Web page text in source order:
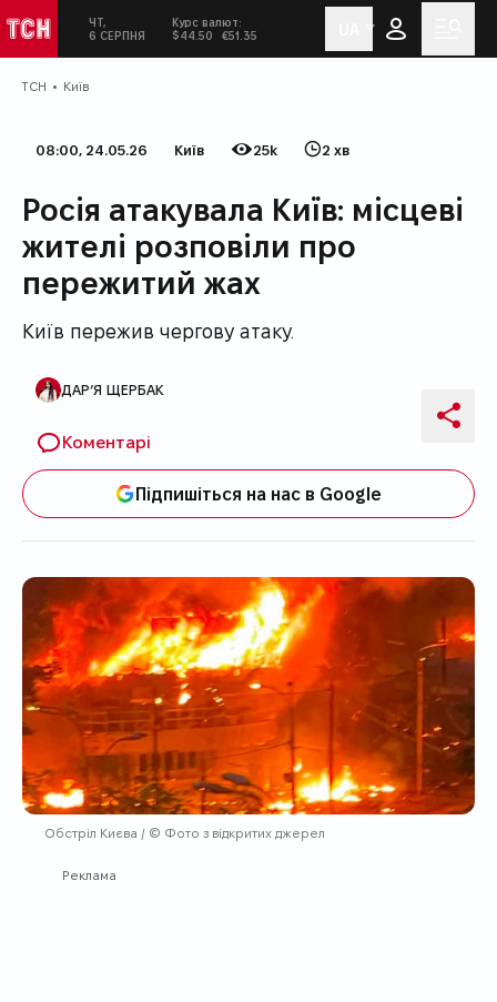
ТСНу соціальних мережах
Сьогодні:
ЧТ,
6 СЕРПНЯ
Курс валют:
$44.50
€51.35
ТСН Київ
Дата публікації
08:00, 24.05.26
Категорія
Київ
Кількість переглядів
25k
Час на прочитання
2 хв
Росія атакувала Київ: місцеві
жителі розповіли про
пережитий жах
Київ пережив чергову атаку.
Автор публікації
ДАР’Я ЩЕРБАК
Коментарі
Підпишіться на нас в Google
Обстріл Києва / © Фото з відкритих джерел
Реклама